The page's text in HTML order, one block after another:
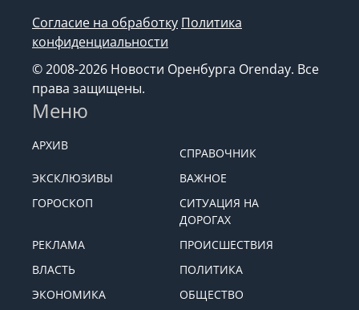
Согласие на обработку Политика
конфиденциальности
© 2008-2026 Новости Оренбурга Orenday. Все
права защищены.
Меню
АРХИВ
СПРАВОЧНИК
ЭКСКЛЮЗИВЫ
ВАЖНОЕ
ГОРОСКОП
СИТУАЦИЯ НА
ДОРОГАХ
РЕКЛАМА
ПРОИСШЕСТВИЯ
ВЛАСТЬ
ПОЛИТИКА
ЭКОНОМИКА
ОБЩЕСТВО